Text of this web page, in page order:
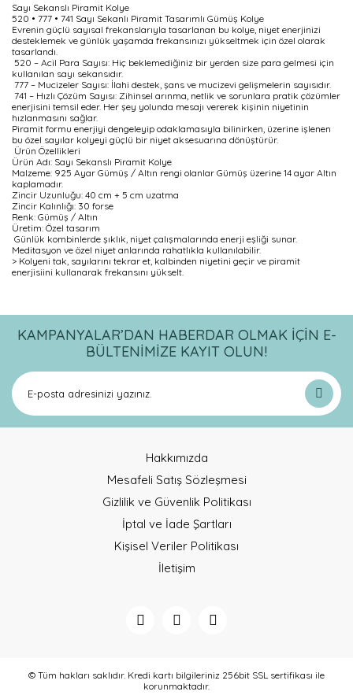
Sayı Sekanslı Piramit Kolye
520 • 777 • 741 Sayı Sekanlı Piramit Tasarımlı Gümüş Kolye
Evrenin güçlü sayısal frekanslarıyla tasarlanan bu kolye, niyet enerjinizi
desteklemek ve günlük yaşamda frekansınızı yükseltmek için özel olarak
tasarlandı.
520 – Acil Para Sayısı: Hiç beklemediğiniz bir yerden size para gelmesi için
kullanılan sayı sekansıdır.
777 – Mucizeler Sayısı: İlahi destek, şans ve mucizevi gelişmelerin sayısıdır.
741 – Hızlı Çözüm Sayısı: Zihinsel arınma, netlik ve sorunlara pratik çözümler
enerjisini temsil eder. Her şey yolunda mesajı vererek kişinin niyetinin
hızlanmasını sağlar.
Piramit formu enerjiyi dengeleyip odaklamasıyla bilinirken, üzerine işlenen
bu özel sayılar kolyeyi güçlü bir niyet aksesuarına dönüştürür.
Ürün Özellikleri
Ürün Adı: Sayı Sekanslı Piramit Kolye
Malzeme: 925 Ayar Gümüş / Altın rengi olanlar Gümüş üzerine 14 ayar Altın
kaplamadır.
Zincir Uzunluğu: 40 cm + 5 cm uzatma
Zincir Kalınlığı: 30 forse
Renk: Gümüş / Altın
Üretim: Özel tasarım
Günlük kombinlerde şıklık, niyet çalışmalarında enerji eşliği sunar.
Meditasyon ve özel niyet anlarında rahatlıkla kullanılabilir.
> Kolyeni tak, sayılarını tekrar et, kalbinden niyetini geçir ve piramit
enerjisiini kullanarak frekansını yükselt.
Bu ürüne ilk yorumu siz yapın!
kullanarak tarafımıza iletebilirsiniz.
Görüş ve önerileriniz için teşekkür ederiz.
Ürün açıklamasında eksik bilgiler bulunuyor.
Ürün bilgilerinde hatalar bulunuyor.
Bu ürüne benzer farklı alternatifler olmalı.
KAMPANYALAR’DAN HABERDAR OLMAK İÇİN E-
BÜLTENİMİZE KAYIT OLUN!
Hakkımızda
Mesafeli Satış Sözleşmesi
Gizlilik ve Güvenlik Politikası
İptal ve İade Şartları
Kişisel Veriler Politikası
İletişim
© Tüm hakları saklıdır. Kredi kartı bilgileriniz 256bit SSL sertifikası ile
korunmaktadır.